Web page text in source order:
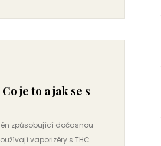
je to a jak se s
způsobující dočasnou
vaporizéry s THC.